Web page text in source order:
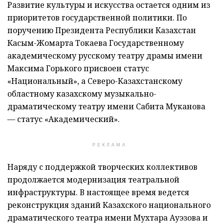
Развитие культуры и искусства остается одним из
приоритетов государственной политики. По
поручению Президента Республики Казахстан
Касым-Жомарта Токаева Государственному
академическому русскому театру драмы имени
Максима Горького присвоен статус
«Национальный», а Северо-Казахстанскому
областному казахскому музыкально-
драматическому театру имени Сабита Муканова
— статус «Академический».
РЕКЛАМА
Наряду с поддержкой творческих коллективов
продолжается модернизация театральной
инфраструктуры. В настоящее время ведется
реконструкция зданий Казахского национального
драматического театра имени Мухтара Ауэзова и